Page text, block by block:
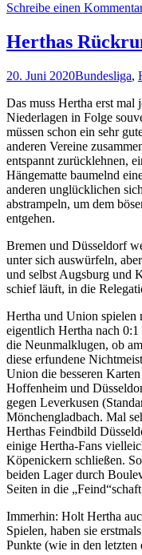
Schreibe einen
Herthas
20. Juni 2020Bundesliga,
Das muss Hertha erst mal
Niederlagen in Folge
müssen schon ein sehr
anderen Vereine
entspannt zurücklehnen,
Hängematte baumelnd
anderen unglücklichen
abstrampeln, um dem
entgehen.
Bremen und Düsseldorf
unter sich auswürfeln,
und selbst Augsburg und
schief läuft, in die
Hertha und Union spielen
eigentlich Hertha nach
die Neunmalklugen, ob
diese erfundene
Union die besseren
Hoffenheim und
gegen Leverkusen
Mönchengladbach. Mal
Herthas Feindbild
einige Hertha-Fans
Köpenickern schließen.
beiden Lager durch
Seiten in die
Immerhin: Holt Hertha
Spielen, haben sie
Punkte (wie in den